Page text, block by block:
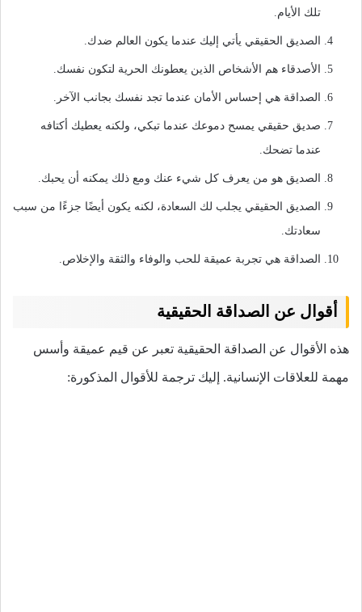
تلك الأيام.
الصديق الحقيقي يأتي إليك عندما يكون العالم ضدك.
الأصدقاء هم الأشخاص الذين يعطونك الحرية لتكون نفسك.
الصداقة هي إحساس الأمان عندما تجد نفسك بجانب الآخر.
صديق حقيقي يمسح دموعك عندما تبكي، ولكنه يعطيك أكتافه
عندما تضحك.
الصديق هو من يعرف كل شيء عنك ومع ذلك يمكنه أن يحبك.
الصديق الحقيقي يجلب لك السعادة، لكنه يكون أيضًا جزءًا من سبب
سعادتك.
الصداقة هي تجربة عميقة للحب والوفاء والثقة والإخلاص.
أقوال عن الصداقة الحقيقية
هذه الأقوال عن الصداقة الحقيقية تعبر عن قيم عميقة وأسس
مهمة للعلاقات الإنسانية. إليك ترجمة للأقوال المذكورة: